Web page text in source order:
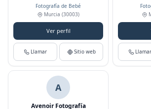
Fotografía de Bebé
Murcia (30003)
Ver perfil
Llamar Sitio web Llamar
A
Avenoir Fotografía